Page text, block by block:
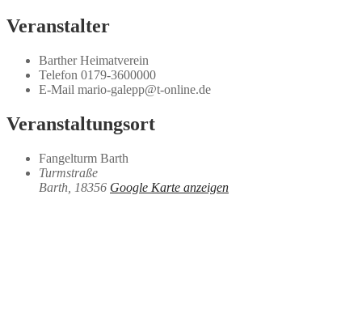
Veranstalter
Barther Heimatverein
Telefon 0179-3600000
E-Mail mario-galepp@t-online.de
Veranstaltungsort
Fangelturm Barth
Turmstraße
Barth 18356 Google Karte anzeigen